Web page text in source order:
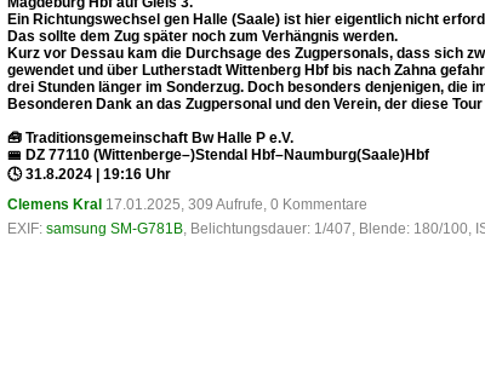
Ein Richtungswechsel gen Halle (Saale) ist hier eigentlich nicht
Das sollte dem Zug später noch zum Verhängnis werden.
Kurz vor Dessau kam die Durchsage des Zugpersonals, dass sich
gewendet und über Lutherstadt Wittenberg Hbf bis nach Zahna
drei Stunden länger im Sonderzug. Doch besonders denjenigen, die
Besonderen Dank an das Zugpersonal und den Verein, der diese
🧰 Traditionsgemeinschaft Bw Halle P e.V.
🚝 DZ 77110 (Wittenberge–)Stendal Hbf–Naumburg(Saale)Hbf
🕓 31.8.2024 | 19:16 Uhr
Clemens Kral 17.01.2025, 309 Aufrufe, 0 Kommentare
EXIF: samsung SM-G781B, Belichtungsdauer: 1/407, Blende: 180/100,